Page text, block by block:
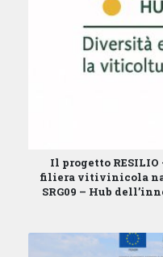
Il progetto
filiera vitivinicola
SRG09 – Hub